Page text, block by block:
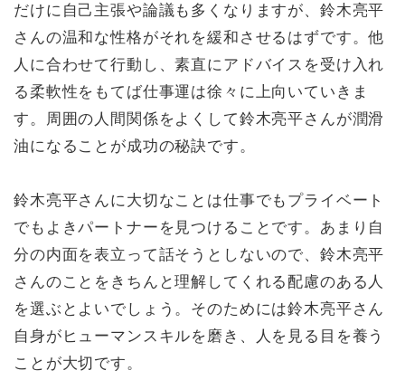
だけに自己主張や論議も多くなりますが、鈴木亮平
さんの温和な性格がそれを緩和させるはずです。他
人に合わせて行動し、素直にアドバイスを受け入れ
る柔軟性をもてば仕事運は徐々に上向いていきま
す。周囲の人間関係をよくして鈴木亮平さんが潤滑
油になることが成功の秘訣です。
鈴木亮平さんに大切なことは仕事でもプライベート
でもよきパートナーを見つけることです。あまり自
分の内面を表立って話そうとしないので、鈴木亮平
さんのことをきちんと理解してくれる配慮のある人
を選ぶとよいでしょう。そのためには鈴木亮平さん
自身がヒューマンスキルを磨き、人を見る目を養う
ことが大切です。